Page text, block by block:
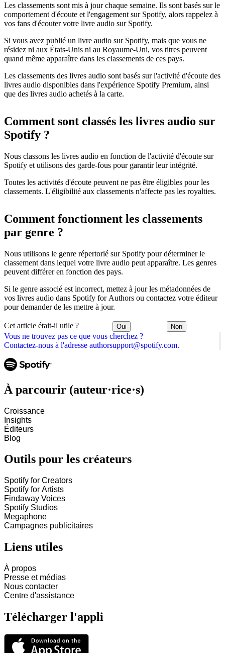
Vous ne trouvez pas ce que vous cherchez ?
Contactez-nous à l'adresse authorsupport@spotify.com.
Les classements sont mis à jour chaque semaine. Ils sont basés sur le
comportement d'écoute et l'engagement sur Spotify, alors rappelez à
vos fans d'écouter votre livre audio sur Spotify.
Si vous avez publié un livre audio sur Spotify, mais que vous ne
résidez ni aux États-Unis ni au Royaume-Uni, vos titres peuvent
quand même apparaître dans les classements de ces pays.
Les classements des livres audio sont basés sur l'activité d'écoute des
livres audio disponibles dans l'expérience Spotify Premium, ainsi
que des livres audio achetés à la carte.
Comment sont classés les livres audio sur
Spotify ?
Nous classons les livres audio en fonction de l'activité d'écoute sur
Spotify et utilisons des garde-fous pour garantir leur intégrité.
Toutes les activités d'écoute peuvent ne pas être éligibles pour les
classements. L'éligibilité aux classements n'affecte pas les royalties.
Comment fonctionnent les classements
par genre ?
Nous utilisons le genre répertorié sur Spotify pour déterminer le
classement dans lequel votre livre audio peut apparaître. Les genres
peuvent différer en fonction des pays.
Si le genre associé est incorrect, mettez à jour les métadonnées de
vos livres audio dans Spotify for Authors ou contactez votre éditeur
pour demander de les mettre à jour.
Cet article était-il utile ? Oui Non
À parcourir (auteur·rice·s)
Croissance
Insights
Éditeurs
Blog
Outils pour les créateurs
Spotify for Creators
Spotify for Artists
Findaway Voices
Spotify Studios
Megaphone
Campagnes publicitaires
Liens utiles
À propos
Presse et médias
Nous contacter
Centre d'assistance
Télécharger l'appli